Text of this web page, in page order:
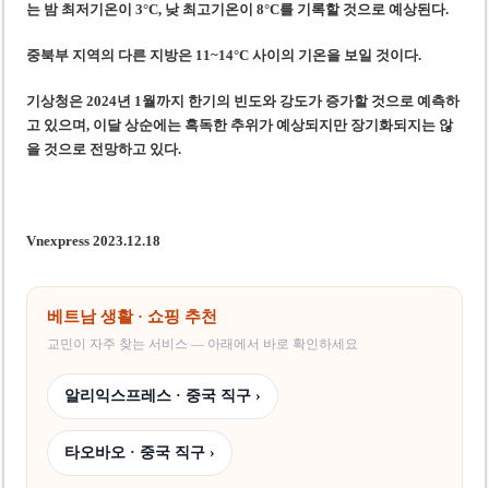
는 밤 최저기온이 3°C, 낮 최고기온이 8°C를 기록할 것으로 예상된다.
중북부 지역의 다른 지방은 11~14°C 사이의 기온을 보일 것이다.
기상청은 2024년 1월까지 한기의 빈도와 강도가 증가할 것으로 예측하
고 있으며, 이달 상순에는 혹독한 추위가 예상되지만 장기화되지는 않
을 것으로 전망하고 있다.
Vnexpress 2023.12.18
베트남 생활 · 쇼핑 추천
교민이 자주 찾는 서비스 — 아래에서 바로 확인하세요
알리익스프레스 · 중국 직구 ›
타오바오 · 중국 직구 ›